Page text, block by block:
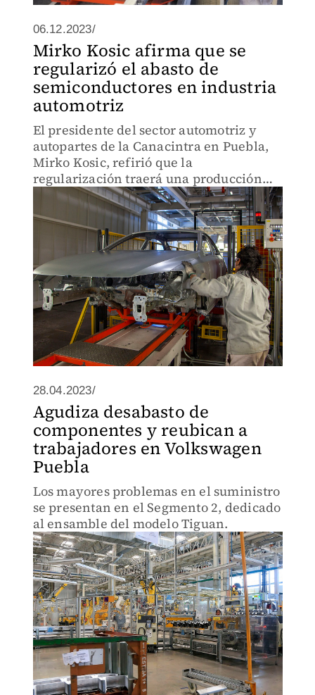
06.12.2023/
Mirko Kosic afirma que se
regularizó el abasto de
semiconductores en industria
automotriz
El presidente del sector automotriz y
autopartes de la Canacintra en Puebla,
Mirko Kosic, refirió que la
regularización traerá una producción
más estable para 2024.
28.04.2023/
Agudiza desabasto de
componentes y reubican a
trabajadores en Volkswagen
Puebla
Los mayores problemas en el suministro
se presentan en el Segmento 2, dedicado
al ensamble del modelo Tiguan.